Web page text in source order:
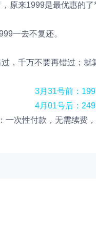
原来1999是最优惠的了
一去不复还。
，千万不要再错过；
3月31号前：
4月01号后：
一次性付款，无需续费，